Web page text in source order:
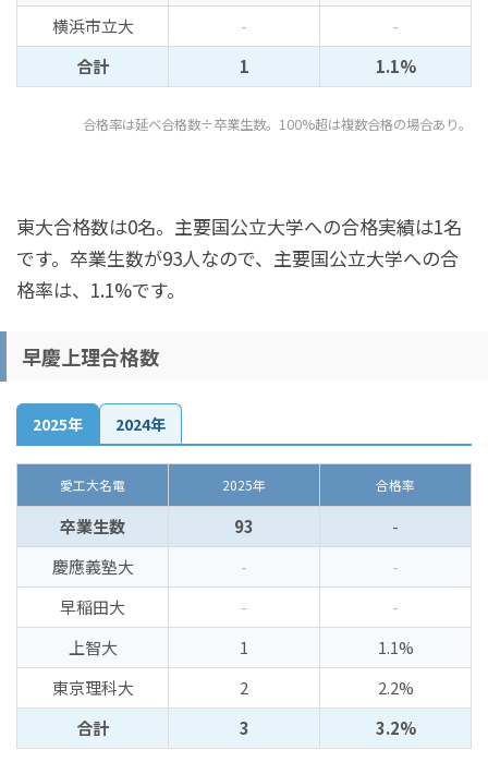
横浜市立大 -
-
合計
1 1.1%
合格率は延べ合格数÷卒業生数。100%超は複数合格の場合あり。
東大合格数は0名。主要国公立大学への合格実績は1名
です。卒業生数が93人なので、主要国公立大学への合
格率は、1.1%です。
早慶上理合格数
2025年 2024年
愛工大名電 2025年 合格率
卒業生数 93
-
慶應義塾大
-
-
早稲田大
-
-
上智大
1
1.1%
東京理科大
2
2.2%
合計
3 3.2%